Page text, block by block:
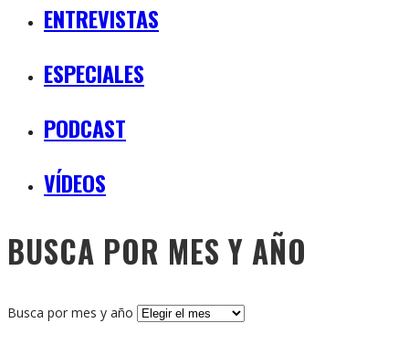
ENTREVISTAS
ESPECIALES
PODCAST
VÍDEOS
BUSCA POR MES Y AÑO
Busca por mes y año